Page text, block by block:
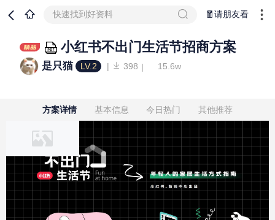
快速找到好资料 🧧请朋友看
小红书不出门生活节招商方案
是只猫 LV.2 398 15.6w
方案详情 基本信息 今日热门 其他推荐